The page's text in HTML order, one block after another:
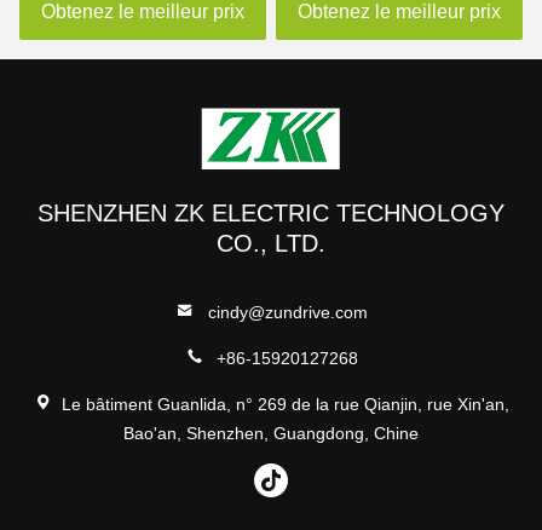
solaire VFD de pompe
Obtenez le meilleur prix
fréquence de VFD
Obtenez le meilleur prix
SHENZHEN ZK ELECTRIC TECHNOLOGY
CO., LTD.
cindy@zundrive.com
+86-15920127268
Le bâtiment Guanlida, n° 269 de la rue Qianjin, rue Xin'an,
Bao'an, Shenzhen, Guangdong, Chine